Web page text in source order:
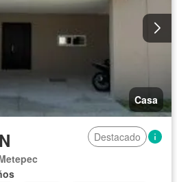
Casa
Destacado